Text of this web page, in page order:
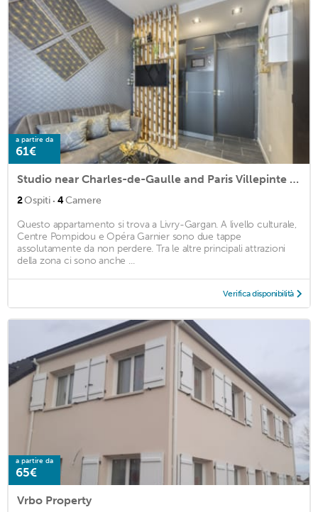
a partire da
61€
Studio near Charles-de-Gaulle and Paris Villepinte exhibition center
2Ospiti · 4Camere
Questo appartamento si trova a Livry-Gargan. A livello culturale,
Centre Pompidou e Opéra Garnier sono due tappe
assolutamente da non perdere. Tra le altre principali attrazioni
della zona ci sono anche ...
Verifica disponibilità
a partire da
65€
Vrbo Property